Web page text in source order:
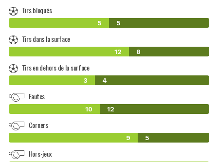
Tirs bloqués
5 5
Tirs dans la surface
12 8
Tirs en dehors de la surface
3 4
Fautes
10 12
Corners
9 5
Hors-jeux